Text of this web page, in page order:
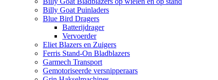
Billy Goat Puinladers
Blue Bird Dragers
Batterijdrager
Vervoerder
Eliet Blazers en Zuigers
Ferris Stand-On Bladblazers
Garmech Transport
Gemotoriseerde versnipperaars